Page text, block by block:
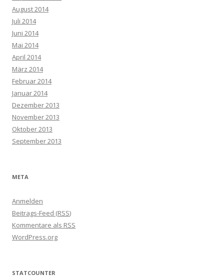
August 2014
Juli 2014
Juni 2014
Mai 2014
April 2014
März 2014
Februar 2014
Januar 2014
Dezember 2013
November 2013
Oktober 2013
September 2013
META
Anmelden
Beitrags-Feed (RSS)
Kommentare als RSS
WordPress.org
STATCOUNTER